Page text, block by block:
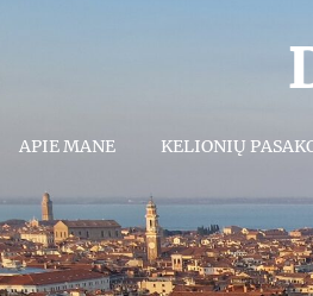
APIE MANE KELIONIŲ